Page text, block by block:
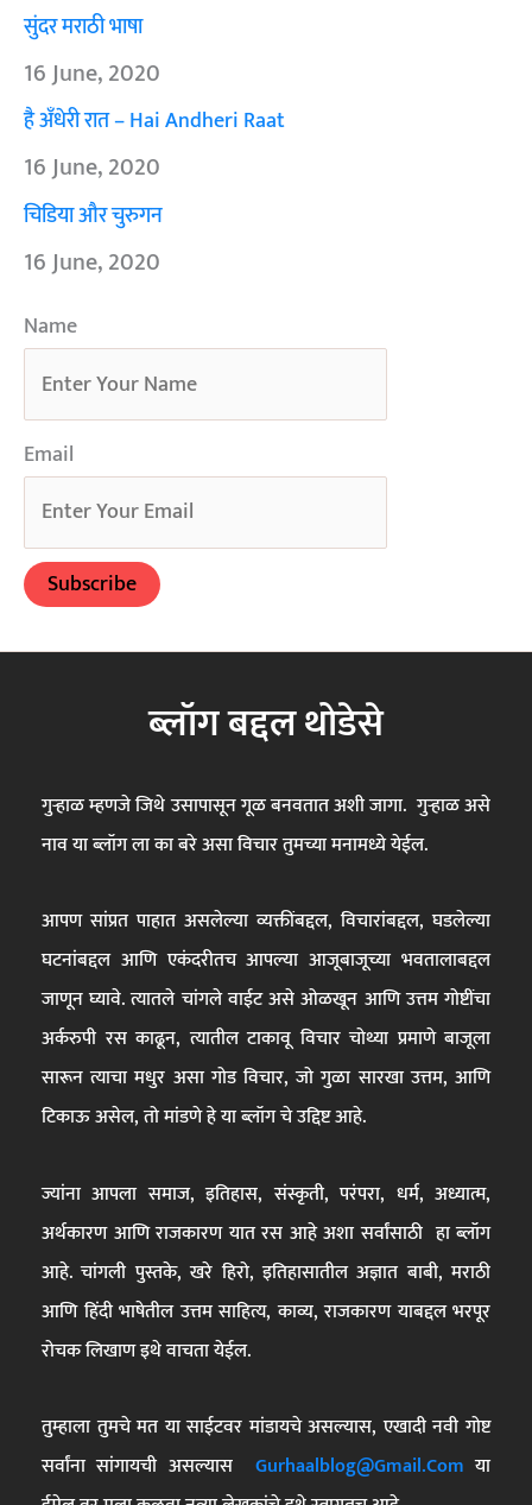
सुंदर मराठी भाषा
16 June, 2020
है अँधेरी रात – Hai Andheri Raat
16 June, 2020
चिडिया और चुरुगन
16 June, 2020
Name
Email
ब्लॉग बद्दल थोडेसे
गुऱ्हाळ म्हणजे जिथे उसापासून गूळ बनवतात अशी जागा. गुऱ्हाळ असे
नाव या ब्लॉग ला का बरे असा विचार तुमच्या मनामध्ये येईल.
आपण सांप्रत पाहात असलेल्या व्यक्तींबद्दल, विचारांबद्दल, घडलेल्या
घटनांबद्दल आणि एकंदरीतच आपल्या आजूबाजूच्या भवतालाबद्दल
जाणून घ्यावे. त्यातले चांगले वाईट असे ओळखून आणि उत्तम गोष्टींचा
अर्करुपी रस काढून, त्यातील टाकावू विचार चोथ्या प्रमाणे बाजूला
सारून त्याचा मधुर असा गोड विचार, जो गुळा सारखा उत्तम, आणि
टिकाऊ असेल, तो मांडणे हे या ब्लॉग चे उद्दिष्ट आहे.
ज्यांना आपला समाज, इतिहास, संस्कृती, परंपरा, धर्म, अध्यात्म,
अर्थकारण आणि राजकारण यात रस आहे अशा सर्वांसाठी हा ब्लॉग
आहे. चांगली पुस्तके, खरे हिरो, इतिहासातील अज्ञात बाबी, मराठी
आणि हिंदी भाषेतील उत्तम साहित्य, काव्य, राजकारण याबद्दल भरपूर
रोचक लिखाण इथे वाचता येईल.
तुम्हाला तुमचे मत या साईटवर मांडायचे असल्यास, एखादी नवी गोष्ट
सर्वांना सांगायची असल्यास Gurhaalblog@gmail.com या